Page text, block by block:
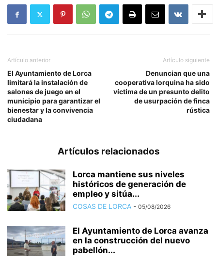
Artículo anterior
El Ayuntamiento de Lorca
limitará la instalación de
salones de juego en el
municipio para garantizar el
bienestar y la convivencia
ciudadana
Artículo siguiente
Denuncian que una
cooperativa lorquina ha sido
víctima de un presunto delito
de usurpación de finca
rústica
Artículos relacionados
Lorca mantiene sus niveles
históricos de generación de
empleo y sitúa...
COSAS DE LORCA - 05/08/2026
El Ayuntamiento de Lorca avanza
en la construcción del nuevo
pabellón...